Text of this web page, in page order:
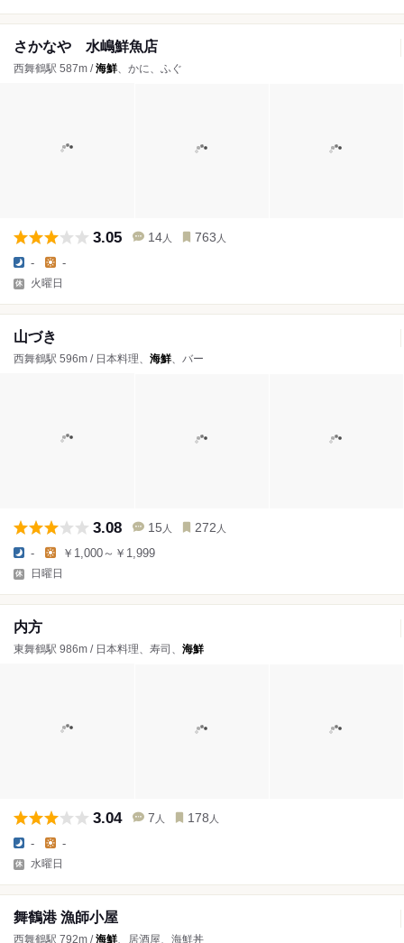
さかなや 水嶋鮮魚店
西舞鶴駅 587m /海鮮、かに、ふぐ
3.05 14 人 763 人
- -
火曜日
山づき
西舞鶴駅 596m / 日本料理、 海鮮、バー
3.08 15 人 272 人
- ￥1,000～￥1,999
日曜日
内方
東舞鶴駅 986m / 日本料理、寿司、 海鮮
3.04 7 人 178 人
- -
水曜日
舞鶴港 漁師小屋
西舞鶴駅 792m /海鮮、居酒屋、海鮮丼